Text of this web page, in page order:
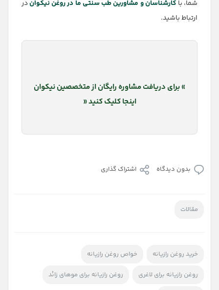
شما، با کارشناسان و مشاورین طب سنتی ما در روغن نیکواندر
ارتباط باشید.
» برای دریافت مشاوره رایگان از متخصصین نیکوان
اینجا کلیک کنید «
بدون دیدگاه اشتراک گذاری
مقالات
خرید روغن رازیانه خواص روغن رازیانه
روغن رازیانه برای لاغری روغن رازیانه برای موهای زائد